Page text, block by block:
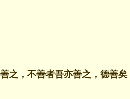
之，不善者吾亦善之，德善